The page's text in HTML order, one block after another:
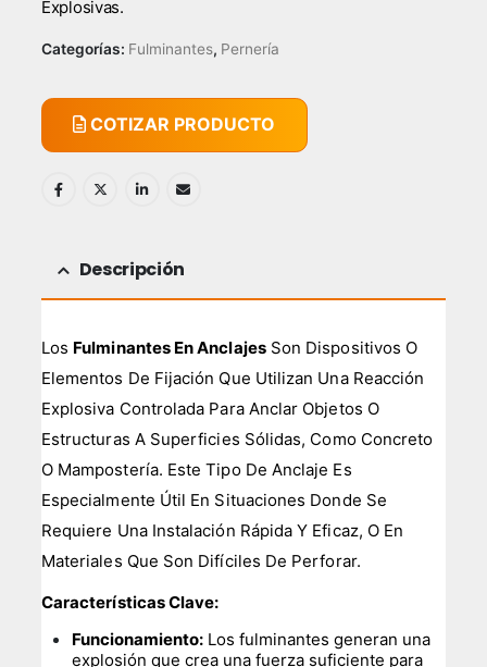
Explosivas.
Categorías: Fulminantes, Pernería
COTIZAR PRODUCTO
Descripción
Los Fulminantes En AnclajesSon Dispositivos O
Elementos De Fijación Que Utilizan Una Reacción
Explosiva Controlada Para Anclar Objetos O
Estructuras A Superficies Sólidas, Como Concreto
O Mampostería. Este Tipo De Anclaje Es
Especialmente Útil En Situaciones Donde Se
Requiere Una Instalación Rápida Y Eficaz, O En
Materiales Que Son Difíciles De Perforar.
Características Clave:
Funcionamiento: Los fulminantes generan una
explosión que crea una fuerza suficiente para